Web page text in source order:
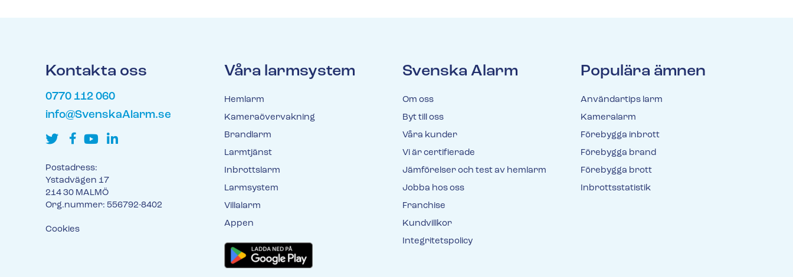
Kontakta oss
0770 112 060
info@SvenskaAlarm.se
Postadress:
Ystadvägen 17
214 30 MALMÖ
Org.nummer: 556792-8402
Cookies
Våra larmsystem
Hemlarm
Kameraövervakning
Brandlarm
Larmtjänst
Inbrottslarm
Larmsystem
Villalarm
Appen
Svenska Alarm
Om oss
Byt till oss
Våra kunder
Vi är certifierade
Jämförelser och test av hemlarm
Jobba hos oss
Franchise
Kundvillkor
Integritetspolicy
Populära ämnen
Användartips larm
Kameralarm
Förebygga inbrott
Förebygga brand
Förebygga brott
Inbrottsstatistik